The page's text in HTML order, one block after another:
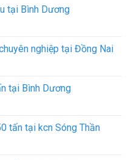
tại Bình Dương
nghiệp tại Đồng Nai
tại Bình Dương
tấn tại kcn Sóng Thần